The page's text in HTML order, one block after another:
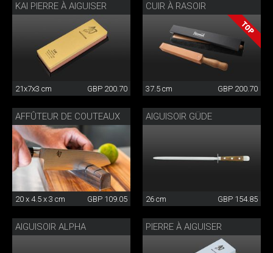
KAI PIERRE À AIGUISER
21x7x3 cm GBP 200.70
CUIR À RASOIR
37.5 cm GBP 200.70
AFFÛTEUR DE COUTEAUX
20 x 4.5 x 3 cm GBP 109.05
AIGUISOIR GÜDE
26 cm GBP 154.85
AIGUISOIR ALPHA PIERRE À AIGUISER